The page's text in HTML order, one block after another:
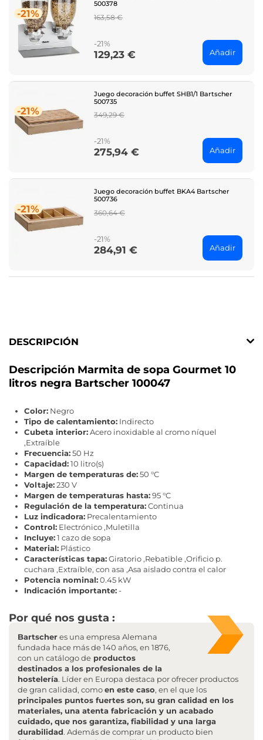
-21%
500378
Regular
163,58 €
-21%
Price
129,23 € Añadir
-21%
Juego decoración buffet SHB1/1 Bartscher
500735
Regular
349,29 €
-21%
Price
275,94 € Añadir
-21%
Juego decoración buffet BKA4 Bartscher
500736
Regular
360,64 €
-21%
Price
284,91 € Añadir
DESCRIPCIÓN
Descripción Marmita de sopa Gourmet 10
litros negra Bartscher 100047
Color: Negro
Tipo de calentamiento: Indirecto
Cubeta interior:Acero inoxidable al cromo níquel
,Extraíble
Frecuencia:50 Hz
Capacidad:10 litro(s)
Margen de temperaturas de:50 °C
Voltaje:230 V
Margen de temperaturas hasta:95 °C
Regulación de la temperatura:Continua
Luz indicadora: Precalentamiento
Control: Electrónico ,Muletilla
Incluye:1 cazo de sopa
Material: Plástico
Características tapa:Giratorio ,Rebatible ,Orificio p.
cuchara ,Extraíble, con asa ,Asa aislado contra el calor
Potencia nominal:0.45 kW
Indicación importante:-
Por qué nos gusta :
Bartscheres una empresa Alemana
fundada hace más de 140 años, en 1876,
con un catálogo de productos
destinados a los profesionales de la
hostelería. Líder en Europa destaca por ofrecer productos
de gran calidad, comoen este caso, en el que los
principales puntos fuertes son, su gran calidad en los
materiales, una atenta fabricación y un acabado
cuidado, que nos garantiza, fiabilidad y una larga
durabilidad. Además de comprar un producto bien